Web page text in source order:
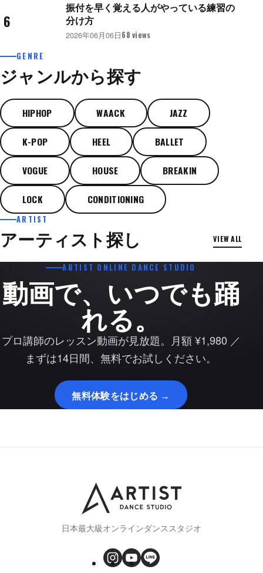
6
振付を早く覚える人がやっている練習の
分け方
2026年06月06日68 views
GENRE
ジャンルから探す
HIPHOP WAACK JAZZ
K-POP HEEL BALLET
VOGUE HOUSE BREAKIN
LOCK CONDITIONING
ARTIST
アーティスト探し VIEW ALL
テーマパークダンス
太)
ARTIST ONLINE DANCE STUDIO
動画で、いつでも踊
れる。
プロ講師のレッスン動画が見放題。月額 ¥1,980 ／
まずは14日間、無料でお試しください。
無料体験をはじめる →
日本最大級オンラインダンススタジオ